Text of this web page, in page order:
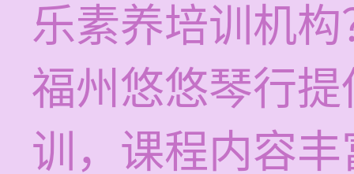
乐素养培训机构
福州悠悠琴行
训，课程内容